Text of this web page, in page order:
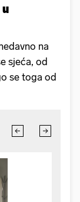
na
sjeća, od
se toga od